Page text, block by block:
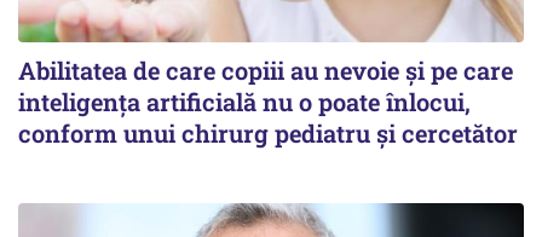
Abilitatea de care copiii au nevoie și pe care
inteligența artificială nu o poate înlocui,
conform unui chirurg pediatru și cercetător